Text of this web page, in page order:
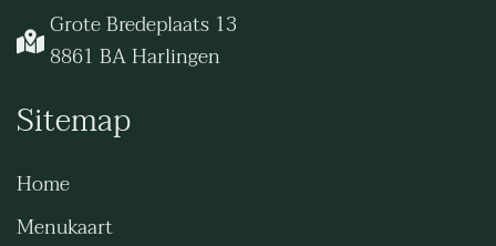
Grote Bredeplaats 13
8861 BA Harlingen
Sitemap
Home
Menukaart